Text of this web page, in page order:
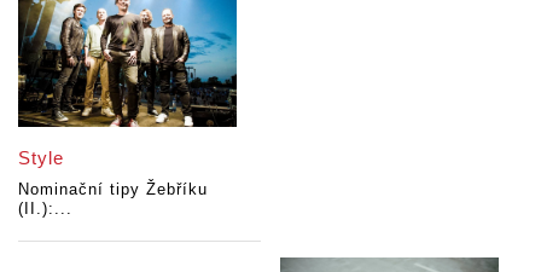
Style
Nominační tipy Žebříku
(II.):...